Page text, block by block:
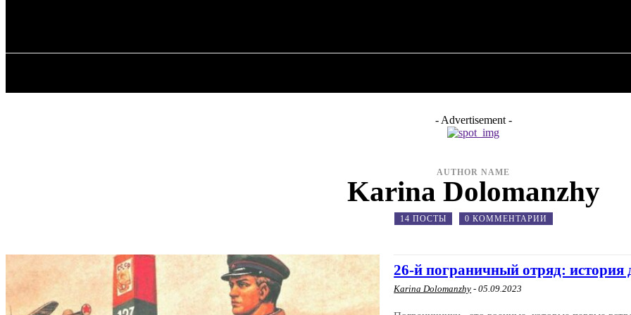
- Advertisement -
AUTHOR NAME
Karina Dolomanzhy
14 ПОСТЫ 0 КОММЕНТАРИИ
26-й пограничный отряд: история
Karina Dolomanzhy - 05.09.2023